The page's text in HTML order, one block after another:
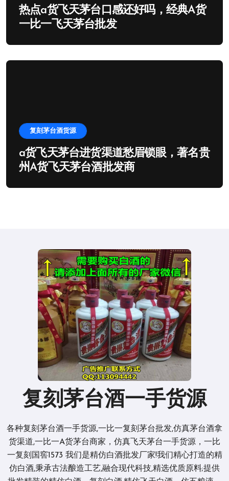
热点a货飞天茅台口感还好吗，经典A货
一比一飞天茅台批发
复刻茅台酒货源
a货飞天茅台进货渠道愁眉锁眼，著名贵
州A货飞天茅台酒批发商
复刻茅台酒一手货源
各种复刻茅台酒一手货源,一比一复刻茅台批发,仿真茅台酒拿
货渠道,一比一A货茅台商家，仿真飞天茅台一手货源，一比
一复刻国窖1573 我们是精仿白酒批发厂家!我们精心打造的精
仿白酒,秉承古法酿造工艺,融合现代科技,精选优质原料;提供